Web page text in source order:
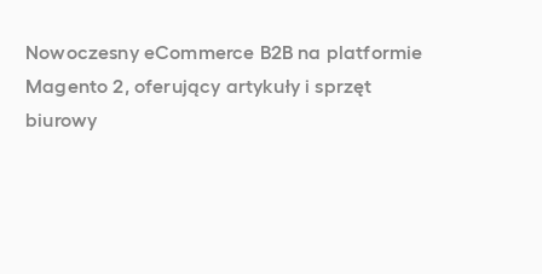
Nowoczesny eCommerce B2B na platformie
Magento 2, oferujący artykuły i sprzęt
biurowy